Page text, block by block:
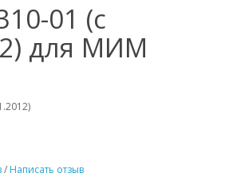
01 (с
для МИМ
/ Написать отзыв